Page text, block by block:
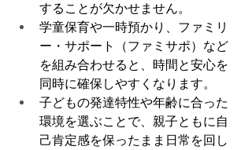
することが欠かせません。
学童保育や一時預かり、ファミリ
ー・サポート（ファミサポ）など
を組み合わせると、時間と安心を
同時に確保しやすくなります。
子どもの発達特性や年齢に合った
環境を選ぶことで、親子ともに自
己肯定感を保ったまま日常を回し